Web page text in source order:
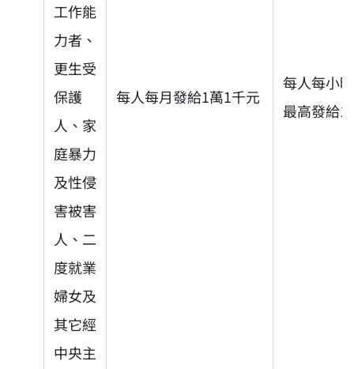
工作能
力者、
更生受
保護
人、家
庭暴力
及性侵
害被害
人、二
度就業
婦女及
其它經
中央主
每人每月發給1萬1千元
每人每小
最高發給1